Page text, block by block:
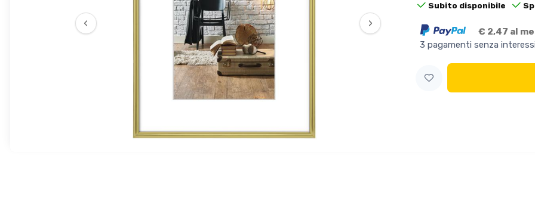
‹ ›
Subito disponibile
€ 2,47 al
3 pagamenti senza interessi